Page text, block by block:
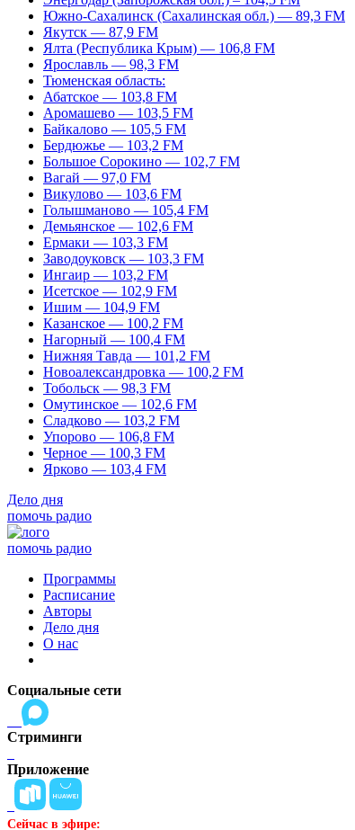
Южно-Сахалинск (Сахалинская обл.) — 89,3 FM
Якутск — 87,9 FM
Ялта (Республика Крым) — 106,8 FM
Ярославль — 98,3 FM
Тюменская область:
Абатское — 103,8 FM
Аромашево — 103,5 FM
Байкалово — 105,5 FM
Бердюжье — 103,2 FM
Большое Сорокино — 102,7 FM
Вагай — 97,0 FM
Викулово — 103,6 FM
Голышманово — 105,4 FM
Демьянское — 102,6 FM
Ермаки — 103,3 FM
Заводоуковск — 103,3 FM
Ингаир — 103,2 FM
Исетское — 102,9 FM
Ишим — 104,9 FM
Казанское — 100,2 FM
Нагорный — 100,4 FM
Нижняя Тавда — 101,2 FM
Новоалександровка — 100,2 FM
Тобольск — 98,3 FM
Омутинское — 102,6 FM
Сладково — 103,2 FM
Упорово — 106,8 FM
Черное — 100,3 FM
Ярково — 103,4 FM
Дело дня
помочь радио
помочь радио
Программы
Расписание
Авторы
Дело дня
О нас
Социальные сети
Стриминги
Приложение
Сейчас в эфире: